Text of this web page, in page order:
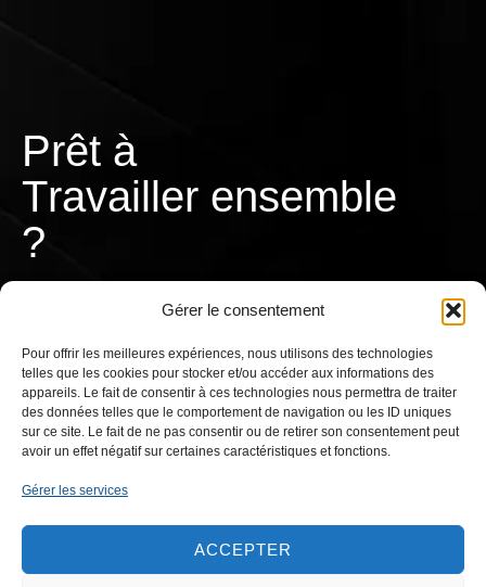
Gérer le consentement
Pour offrir les meilleures expériences, nous utilisons des technologies
telles que les cookies pour stocker et/ou accéder aux informations des
appareils. Le fait de consentir à ces technologies nous permettra de traiter
des données telles que le comportement de navigation ou les ID uniques
sur ce site. Le fait de ne pas consentir ou de retirer son consentement peut
avoir un effet négatif sur certaines caractéristiques et fonctions.
Gérer les services
ACCEPTER
Prêt à
Travailler ensemble
?
CONTACTEZ-NOUS